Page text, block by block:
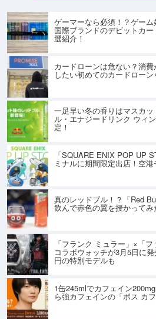
ゲーマーなら必須！？ゲー
国際ブランドのデビットカ
選紹介！
カードローンは危ない？消
したい初めてのカードローン
一足早い冬の香りはマスカ
ル・エナジードリンク ウィ
定！
「SQUARE ENIX POP UP
ミナルに期間限定出店！空
真のレッドブル！？「Red
飲んで赤色の翼を授かってみ
「フランク ミュラー」×「
コラボウォッチが3月5日に
円の特別モデルも
1缶245mlでカフェイン
ら強カフェインの「ボス カ